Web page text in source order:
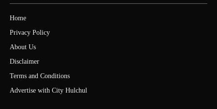
Home
Privacy Policy
About Us
Disclaimer
Terms and Conditions
Advertise with City Hulchul